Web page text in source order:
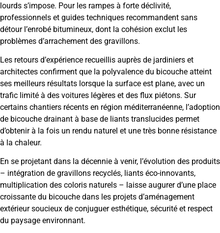
lourds s’impose. Pour les rampes à forte déclivité,
professionnels et guides techniques recommandent sans
détour l’enrobé bitumineux, dont la cohésion exclut les
problèmes d’arrachement des gravillons.
Les retours d’expérience recueillis auprès de jardiniers et
architectes confirment que la polyvalence du bicouche atteint
ses meilleurs résultats lorsque la surface est plane, avec un
trafic limité à des voitures légères et des flux piétons. Sur
certains chantiers récents en région méditerranéenne, l’adoption
de bicouche drainant à base de liants translucides permet
d’obtenir à la fois un rendu naturel et une très bonne résistance
à la chaleur.
En se projetant dans la décennie à venir, l’évolution des produits
– intégration de gravillons recyclés, liants éco-innovants,
multiplication des coloris naturels – laisse augurer d’une place
croissante du bicouche dans les projets d’aménagement
extérieur soucieux de conjuguer esthétique, sécurité et respect
du paysage environnant.